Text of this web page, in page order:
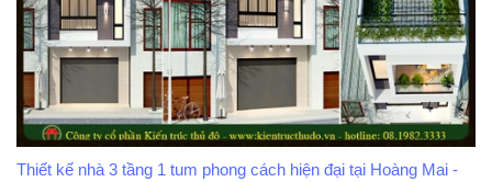
Thiết kế nhà 3 tầng 1 tum phong cách hiện đại tại Hoàng Mai -